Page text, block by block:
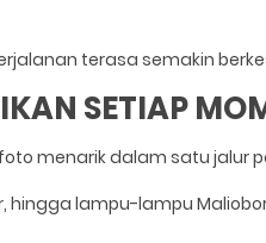
terasa semakin
SETIAP
menarik dalam satu jalur
hingga lampu-lampu